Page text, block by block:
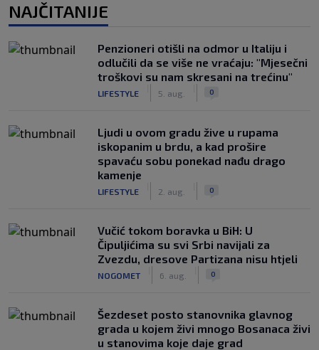
NAJČITANIJE
Penzioneri otišli na odmor u Italiju i
odlučili da se više ne vraćaju: "Mjesečni
troškovi su nam skresani na trećinu"
LIFESTYLE 5. aug. 0
Ljudi u ovom gradu žive u rupama
iskopanim u brdu, a kad prošire
spavaću sobu ponekad nađu drago
kamenje
LIFESTYLE 2. aug. 0
Vučić tokom boravka u BiH: U
Čipuljićima su svi Srbi navijali za
Zvezdu, dresove Partizana nisu htjeli
NOGOMET 6. aug. 0
Šezdeset posto stanovnika glavnog
grada u kojem živi mnogo Bosanaca živi
u stanovima koje daje grad